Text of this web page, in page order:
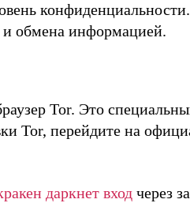
и обмена информацией.
Tor. Это
Tor, перейдите на
даркнет вход через